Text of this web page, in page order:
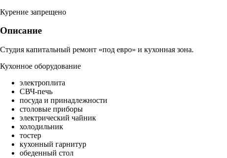
Курение запрещено
Описание
Студия капитальный ремонт «под евро» и кухонная зона.
Кухонное оборудование
электроплита
СВЧ-печь
посуда и принадлежности
столовые приборы
электрический чайник
холодильник
тостер
кухонный гарнитур
обеденный стол